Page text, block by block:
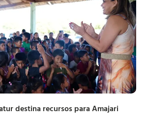
destina recursos para Amajari